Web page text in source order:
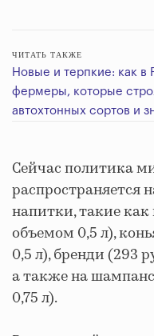
ЧИТАТЬ ТАКЖЕ
Новые и терпкие: как в
фермеры, которые
автохтонных сортов и
Сейчас политика
распространяется
напитки, такие как
объемом 0,5 л),
0,5 л), бренди (293
а также на
0,75 л).​